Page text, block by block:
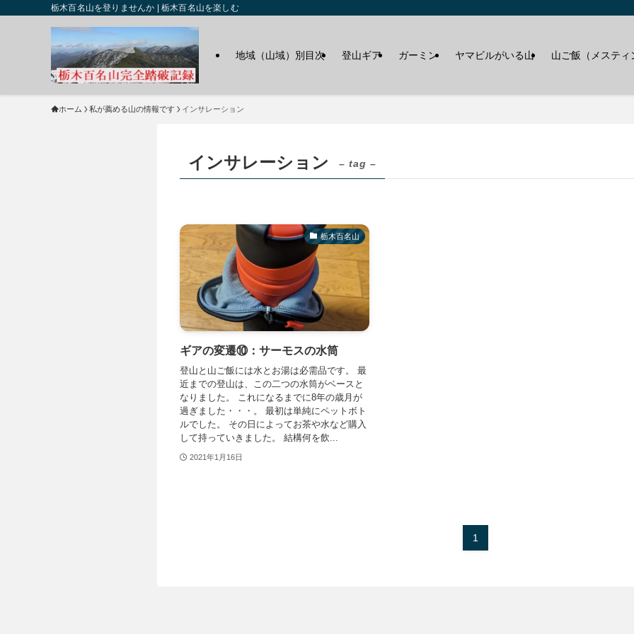
栃木百名山を登りませんか | 栃木百名山を楽しむ
地域（山域）別目次 登山ギア ガーミン ヤマビルがいる山 山ご飯（メスティ
ホーム 私が薦める山の情報です インサレーション
インサレーション – tag –
栃木百名山
ギアの変遷⑩：サーモスの水筒
登山と山ご飯には水とお湯は必需品です。 最
近までの登山は、この二つの水筒がベースと
なりました。 これになるまでに8年の歳月が
過ぎました・・・。 最初は単純にペットボト
ルでした。 その日によってお茶や水など購入
して持っていきました。 結構何を飲...
2021年1月16日
1